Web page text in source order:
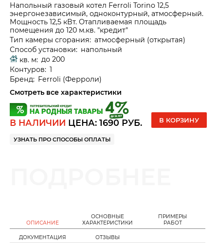
Напольный газовый котел Ferroli Torino 12,5
энергонезависимый, одноконтурный, атмосферный.
Мощность 12,5 кВт. Отапливаемая площадь
помещения до 120 м.кв. "кредит"
Тип камеры сгорания: атмосферный (открытая)
Способ установки: напольный
кв. м: до 200
Контуров: 1
Бренд: Ferroli (Ферроли)
Смотреть все характеристики
В НАЛИЧИИ ЦЕНА: 1690 РУБ. В КОРЗИНУ
УЗНАТЬ ПРО СПОСОБЫ ОПЛАТЫ
ОПИСАНИЕ
ОСНОВНЫЕ
ХАРАКТЕРИСТИКИ
ПРИМЕРЫ
РАБОТ
ДОКУМЕНТАЦИЯ ОТЗЫВЫ